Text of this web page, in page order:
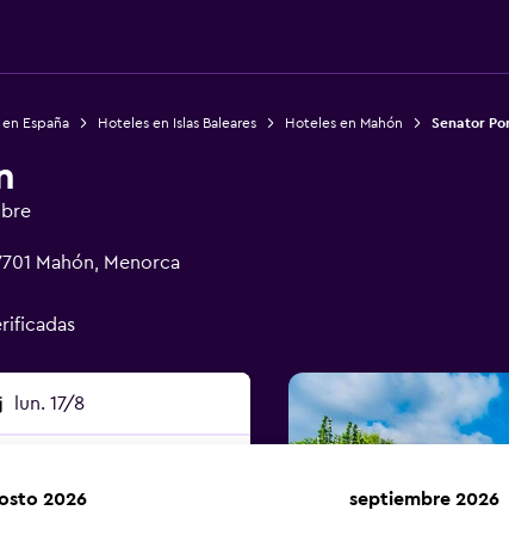
España Hoteles en Islas Baleares Hoteles en Mahón Senator
Mahón, Menorca
lun. 17/8
2026 septiembre 2026